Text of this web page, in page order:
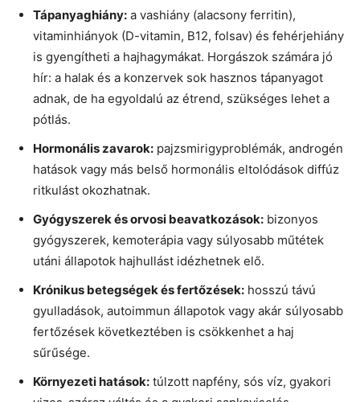
Tápanyaghiány: a vashiány (alacsony ferritin),
vitaminhiányok (D-vitamin, B12, folsav) és fehérjehiány
is gyengítheti a hajhagymákat. Horgászok számára jó
hír: a halak és a konzervek sok hasznos tápanyagot
adnak, de ha egyoldalú az étrend, szükséges lehet a
pótlás.
Hormonális zavarok: pajzsmirigyproblémák, androgén
hatások vagy más belső hormonális eltolódások diffúz
ritkulást okozhatnak.
Gyógyszerek és orvosi beavatkozások: bizonyos
gyógyszerek, kemoterápia vagy súlyosabb műtétek
utáni állapotok hajhullást idézhetnek elő.
Krónikus betegségek és fertőzések: hosszú távú
gyulladások, autoimmun állapotok vagy akár súlyosabb
fertőzések következtében is csökkenhet a haj
sűrűsége.
Környezeti hatások: túlzott napfény, sós víz, gyakori